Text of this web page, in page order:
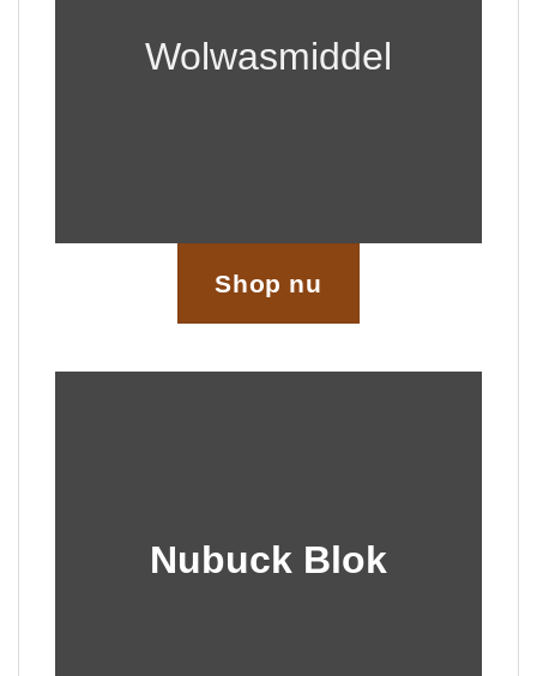
Wolwasmiddel
Shop nu
Nubuck Blok